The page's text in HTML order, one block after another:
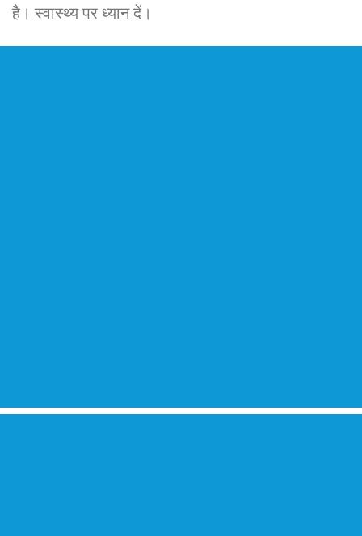
है। स्वास्थ्य पर ध्यान दें।